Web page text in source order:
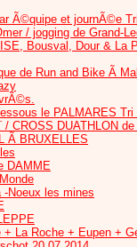
Ã©quipe et journÃ©e
/ jogging de Grand-
Bousval, Dour & La
de Run and Bike Ã
le PALMARES Tri
CROSS DUATHLON de
Ã BRUXELLES
DAMME
-Noeux les mines
La Roche + Eupen +